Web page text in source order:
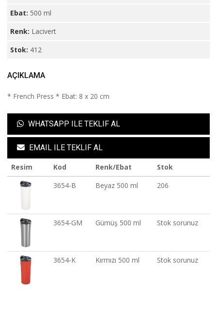
Ebat: 500 ml
Renk: Lacivert
Stok: 412
AÇIKLAMA
* French Press * Ebat: 8 x 20 cm
WHATSAPP ILE TEKLIF AL
EMAIL ILE TEKLIF AL
Resim Kod Renk/Ebat
Stok
3654-B
Beyaz 500 ml 206
3654-GM Gümüş 500 ml Stok sorunuz
3654-K Kırmızı 500 ml Stok sorunuz